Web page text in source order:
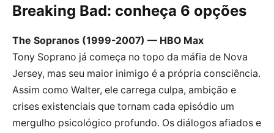
Breaking Bad: conheça 6 opções
The Sopranos (1999-2007) — HBO Max
Tony Soprano já começa no topo da máfia de Nova
Jersey, mas seu maior inimigo é a própria consciência.
Assim como Walter, ele carrega culpa, ambição e
crises existenciais que tornam cada episódio um
mergulho psicológico profundo. Os diálogos afiados e